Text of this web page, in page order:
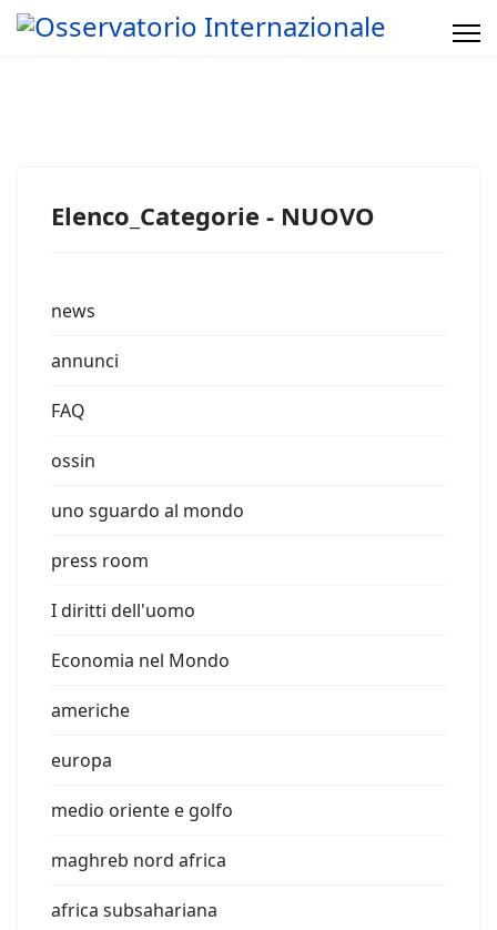
Elenco_Categorie - NUOVO
news
annunci
FAQ
ossin
uno sguardo al mondo
press room
I diritti dell'uomo
Economia nel Mondo
americhe
europa
medio oriente e golfo
maghreb nord africa
africa subsahariana